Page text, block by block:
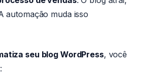
automação muda isso
seu blog WordPress, você